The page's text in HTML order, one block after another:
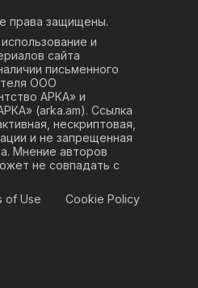
права защищены.
и
сайта
письменного
ООО
АРКА» и
(arka.am). Ссылка
нескриптовая,
и не запрещенная
Мнение авторов
не совпадать с
of Use Cookie Policy